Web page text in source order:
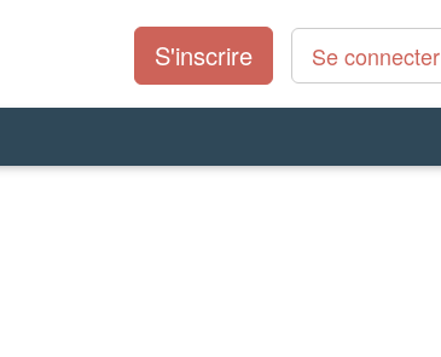
S'inscrire Se connecter